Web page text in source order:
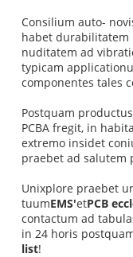
Consilium auto-
habet durabilitatem
nuditatem ad
typicam
componentes tales
Postquam
PCBA fregit, in
extremo insidet
praebet ad salutem
Unixplore praebet
tuumEMS'etPCB
contactum ad
in 24 horis
list!